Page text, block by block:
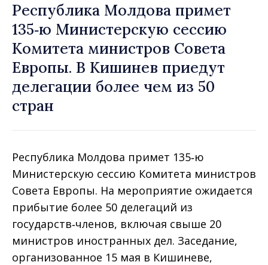
Республика Молдова примет
135‑ю Министерскую сессию
Комитета министров Совета
Европы. В Кишинев приедут
делегации более чем из 50
стран
Республика Молдова примет 135‑ю
Министерскую сессию Комитета министров
Совета Европы. На мероприятие ожидается
прибытие более 50 делегаций из
государств‑членов, включая свыше 20
министров иностранных дел. Заседание,
организованное 15 мая в Кишиневе,